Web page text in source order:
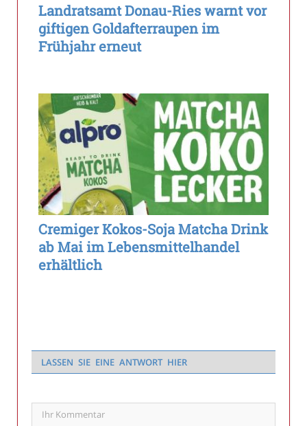
Landratsamt Donau-Ries warnt vor
giftigen Goldafterraupen im
Frühjahr erneut
Cremiger Kokos-Soja Matcha Drink
ab Mai im Lebensmittelhandel
erhältlich
LASSEN SIE EINE ANTWORT HIER